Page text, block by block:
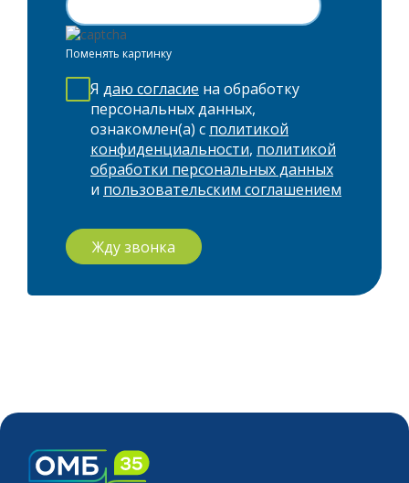
Поменять картинку
Я даю согласие на обработку
персональных данных,
ознакомлен(а) с политикой
конфиденциальности, политикой
обработки персональных данных
и пользовательским соглашением
Жду звонка